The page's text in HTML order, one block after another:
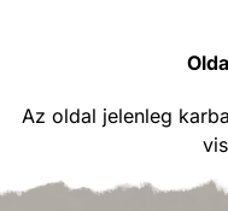
Az oldal jelenleg